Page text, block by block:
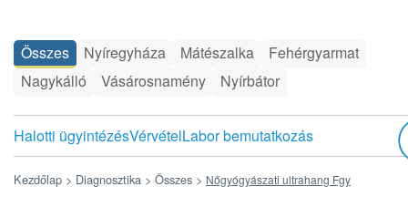
Összes Nyíregyháza Mátészalka
Fehérgyarmat
Nagykálló
Vásárosnamény Nyírbátor
Halotti ügyintézésVérvételLabor bemutatkozás
Kezdőlap > Diagnosztika > Összes > Nőgyógyászati ultrahang Fgy